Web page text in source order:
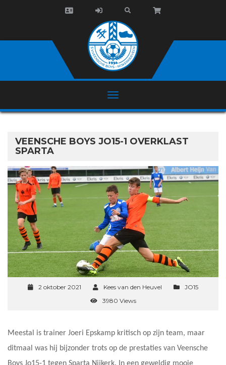
VEENSCHE BOYS JO15-1 OVERKLAST
SPARTA
2 oktober 2021 Kees van den Heuvel
JO15
3980 Views
Meestal is trainer Joeri Epskamp kritisch op zijn team, maar
ditmaal was hij bijzonder trots op de prestaties van Veensche